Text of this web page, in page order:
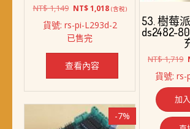
NT$1,149 原
價
格：
NT$ 1,149。
NT$1,018目
價
NT$ 1,018。
(含稅)
貨號: rs-pi-L293d-2
已售完
查看內容
53. 樹莓
ds2482-
NT$1,719
貨號:
加
-7%